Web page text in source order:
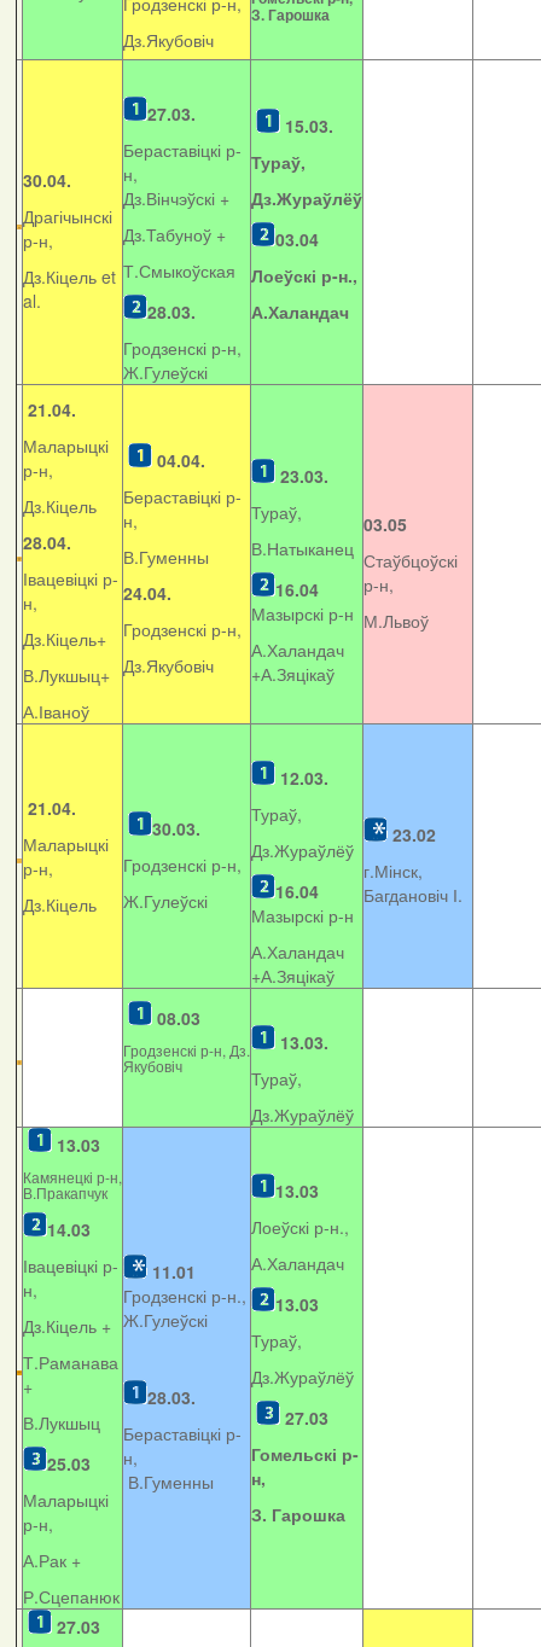
Дз.Якубовіч
З. Гарошка
30.04.
Драгічынскі
р-н,
Дз.Кіцель et
al.
27.03.
Бераставіцкі р-
н,
Дз.Вінчэўскі +
Дз.Табуноў +
Т.Смыкоўская
28.03.
Гродзенскі р-н,
Ж.Гулеўскі
15.03.
Тураў,
Дз.Жураўлёў
03.04
Лоеўскі р-н.,
А.Халандач
21.04.
Маларыцкі
р-н,
Дз.Кіцель
28.04.
Івацевіцкі р-
н,
Дз.Кіцель+
В.Лукшыц+
А.Іваноў
04.04.
Бераставіцкі р-
н,
В.Гуменны
24.04.
Гродзенскі р-н,
Дз.Якубовіч
23.03.
Тураў,
В.Натыканец
16.04
Мазырскі р-н
А.Халандач
+А.Зяцікаў
03.05
Стаўбцоўскі
р-н,
М.Львоў
21.04.
Маларыцкі
р-н,
Дз.Кіцель
30.03.
Гродзенскі р-н,
Ж.Гулеўскі
12.03.
Тураў,
Дз.Жураўлёў
16.04
Мазырскі р-н
А.Халандач
+А.Зяцікаў
23.02
г.Мінск,
Багдановіч І.
08.03
Гродзенскі р-н, Дз.
Якубовіч
13.03.
Тураў,
Дз.Жураўлёў
13.03
Камянецкі р-н,
В.Пракапчук
14.03
Івацевіцкі р-
н,
Дз.Кіцель +
Т.Раманава
+
В.Лукшыц
25.03
Маларыцкі
р-н,
А.Рак +
Р.Сцепанюк
11.01
Гродзенскі р-н.,
Ж.Гулеўскі
28.03.
Бераставіцкі р-
н,
В.Гуменны
13.03
Лоеўскі р-н.,
А.Халандач
13.03
Тураў,
Дз.Жураўлёў
27.03
Гомельскі р-
н,
З. Гарошка
27.03